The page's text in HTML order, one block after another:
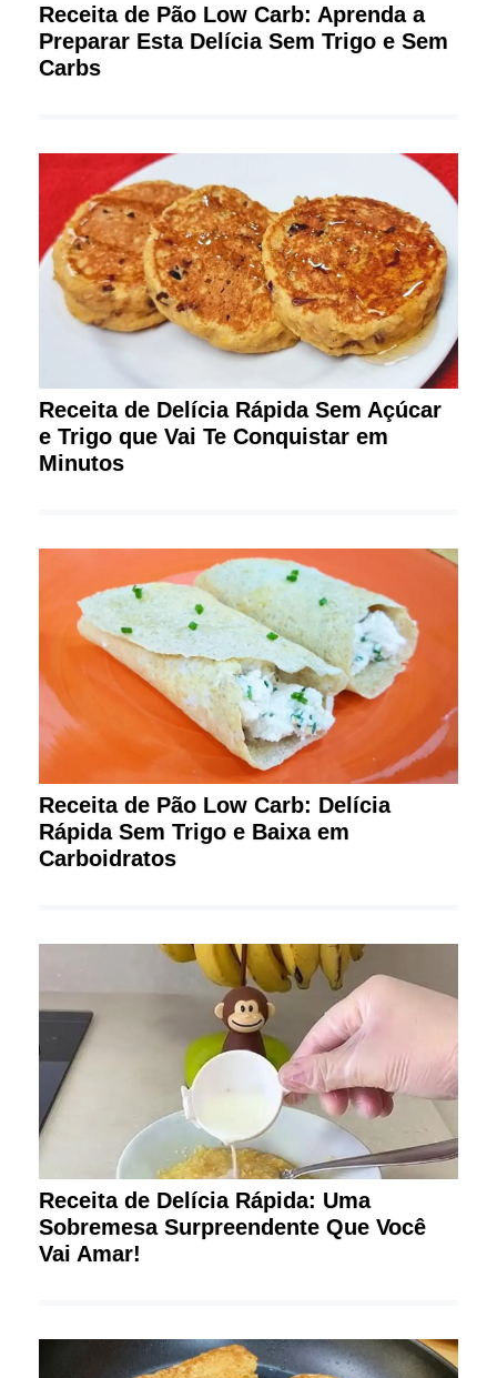
Receita de Pão Low Carb: Aprenda a
Preparar Esta Delícia Sem Trigo e Sem
Carbs
Receita de Delícia Rápida Sem Açúcar
e Trigo que Vai Te Conquistar em
Minutos
Receita de Pão Low Carb: Delícia
Rápida Sem Trigo e Baixa em
Carboidratos
Receita de Delícia Rápida: Uma
Sobremesa Surpreendente Que Você
Vai Amar!